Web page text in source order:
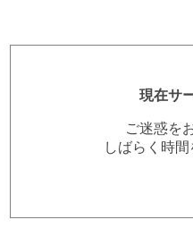
現在サ
ご迷惑を
しばらく時